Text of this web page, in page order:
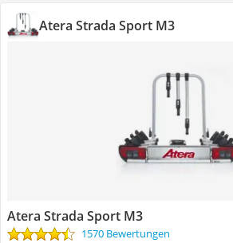
Atera Strada Sport M3
Atera Strada Sport M3
1570 Bewertungen